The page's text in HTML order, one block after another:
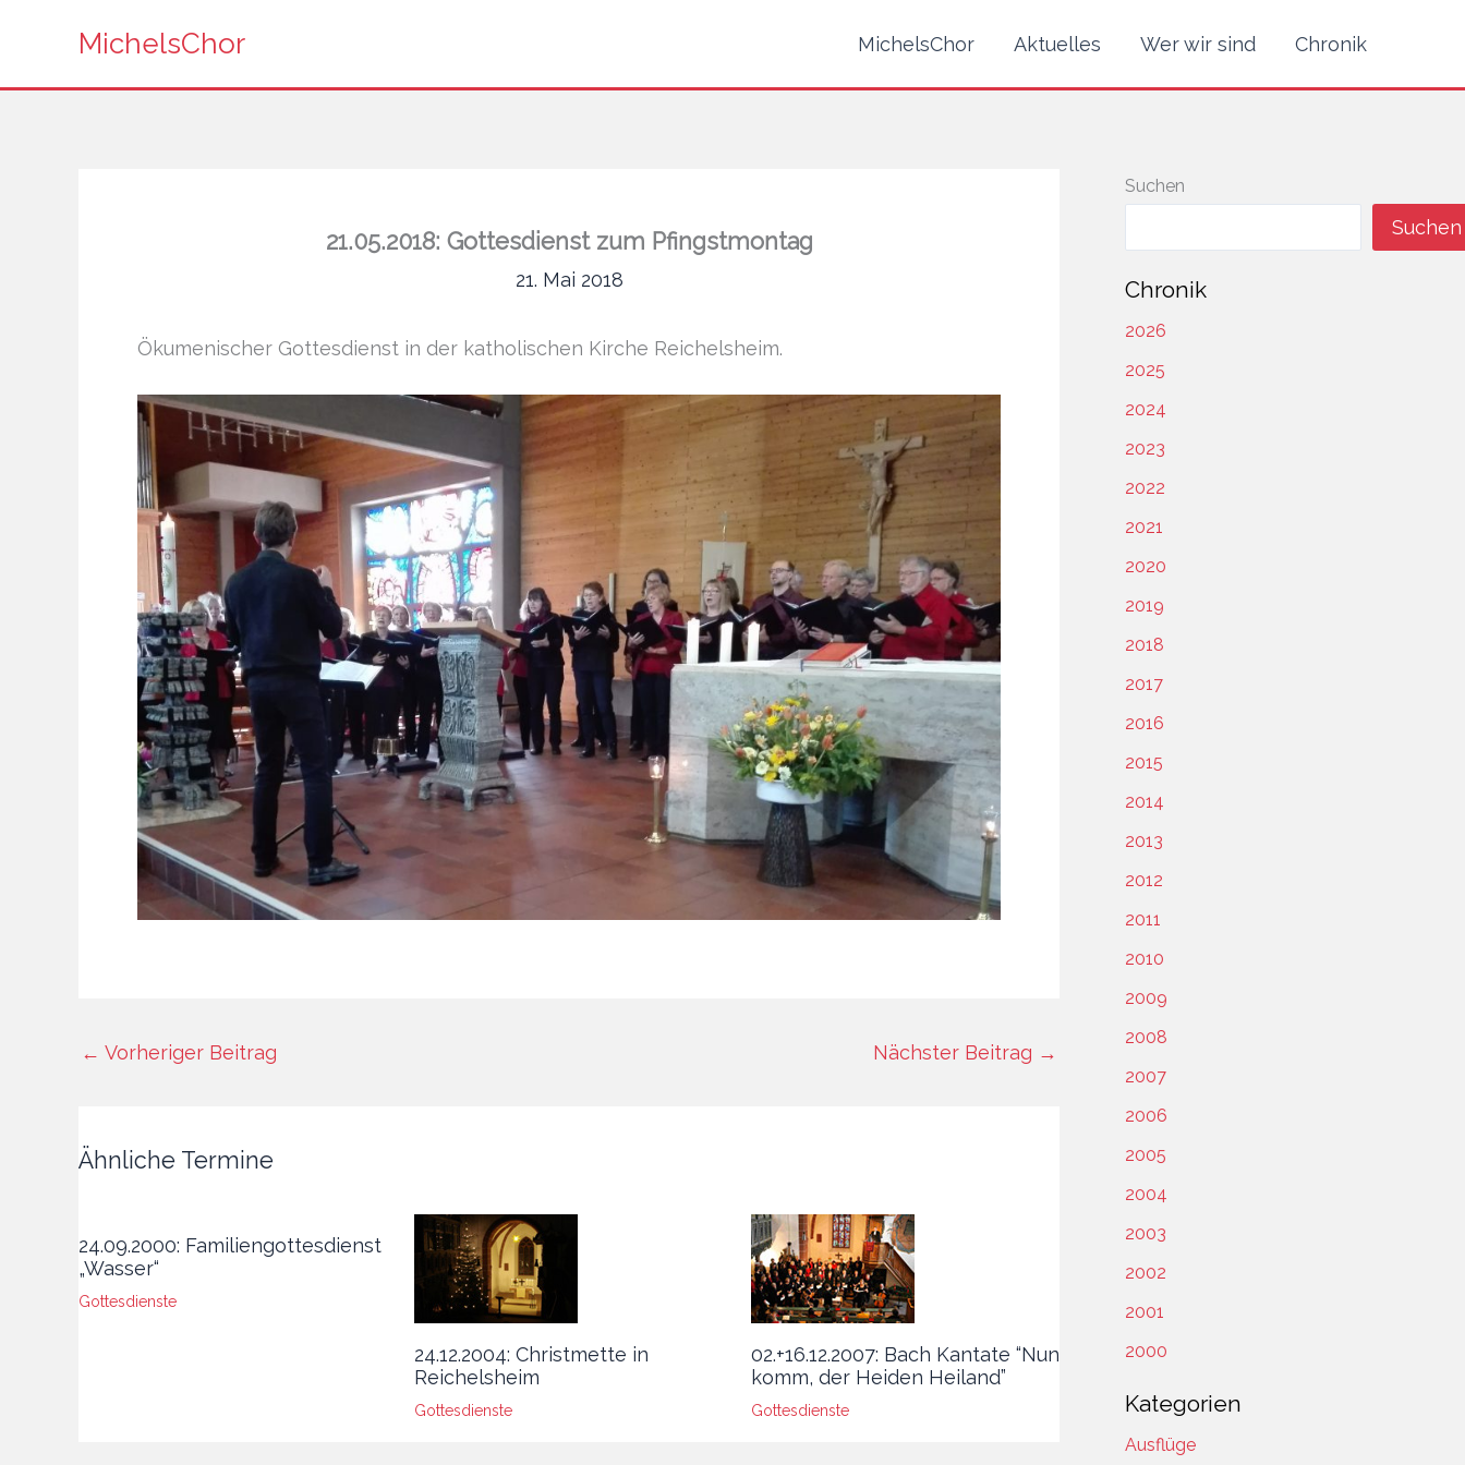
MichelsChor MichelsChor Aktuelles Wer wir sind Chronik
21.05.2018: Gottesdienst zum Pfingstmontag
21. Mai 2018
Ökumenischer Gottesdienst in der katholischen Kirche Reichelsheim.
← Vorheriger Beitrag Nächster Beitrag →
Ähnliche Termine
24.09.2000: Familiengottesdienst
„Wasser“
Gottesdienste
24.12.2004: Christmette in
Reichelsheim
Gottesdienste
02.+16.12.2007: Bach Kantate “Nun
komm, der Heiden Heiland”
Gottesdienste
Suchen
Suchen
Chronik
2026
2025
2024
2023
2022
2021
2020
2019
2018
2017
2016
2015
2014
2013
2012
2011
2010
2009
2008
2007
2006
2005
2004
2003
2002
2001
2000
Kategorien
Ausflüge